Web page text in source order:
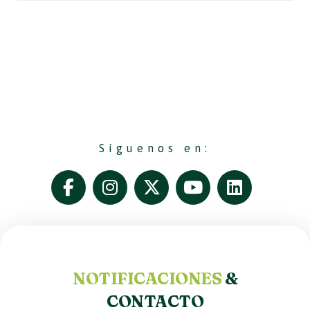
Síguenos en:
NOTIFICACIONES &
CONTACTO